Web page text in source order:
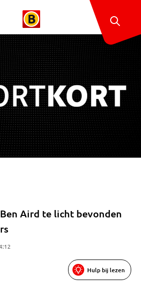
Aird te licht bevonden
Hulp bij lezen